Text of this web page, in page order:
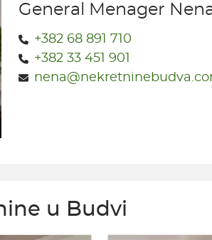
General Menager
+382 68 891 710
+382 33 451 901
u Budvi